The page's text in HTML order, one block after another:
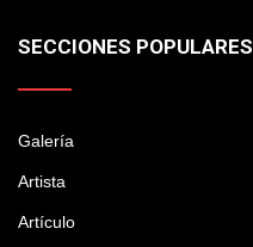
SECCIONES POPULARES
Galería
Artista
Artículo